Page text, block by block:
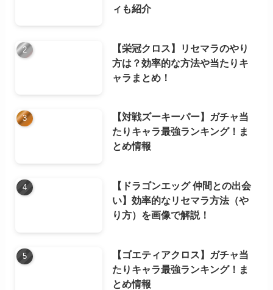
ィも紹介
【栄冠クロス】リセマラのやり
方は？効率的な方法や当たりキ
ャラまとめ！
【対戦ズーキーパー】ガチャ当
たりキャラ最強ランキング！ま
とめ情報
【ドラゴンエッグ 仲間との出会
い】効率的なリセマラ方法（や
り方）を画像で解説！
【ゴエティアクロス】ガチャ当
たりキャラ最強ランキング！ま
とめ情報